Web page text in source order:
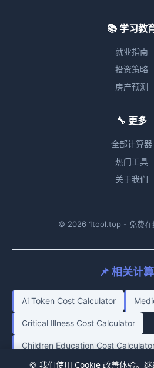
🍪 我们使用 Cookie 改善体验。继
📚 学习教
就业指南
投资策略
房产预测
🔧 更多
全部计算器
热门工具
关于我们
© 2026 1tool.top - 免费在
📌 相关计
Ai Token Cost Calculator
Critical Illness Cost Calculator
Children Education Cost